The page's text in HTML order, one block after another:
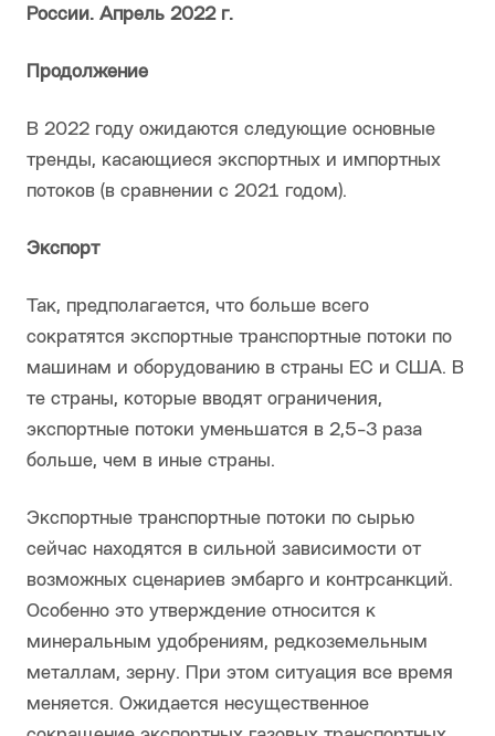
России. Апрель 2022 г.
Продолжение
В 2022 году ожидаются следующие основные
тренды, касающиеся экспортных и импортных
потоков (в сравнении с 2021 годом).
Экспорт
Так, предполагается, что больше всего
сократятся экспортные транспортные потоки по
машинам и оборудованию в страны ЕС и США. В
те страны, которые вводят ограничения,
экспортные потоки уменьшатся в 2,5-3 раза
больше, чем в иные страны.
Экспортные транспортные потоки по сырью
сейчас находятся в сильной зависимости от
возможных сценариев эмбарго и контрсанкций.
Особенно это утверждение относится к
минеральным удобрениям, редкоземельным
металлам, зерну. При этом ситуация все время
меняется. Ожидается несущественное